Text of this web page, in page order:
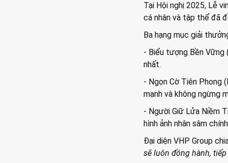
Tại Hội nghị 2025, Lễ
cá nhân và tập thể đã
Ba hạng mục giải
- Biểu tượng Bền Vững
nhất.
- Ngọn Cờ Tiên Phong
mạnh và không ngừng
- Người Giữ Lửa Niềm
hình ảnh nhân sâm
Đại diện VHP Group
sẽ luôn đồng hành,